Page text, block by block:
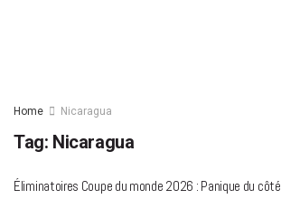
Home Nicaragua
Tag: Nicaragua
Éliminatoires Coupe du monde 2026 : Panique du côté